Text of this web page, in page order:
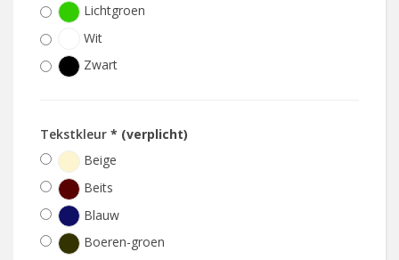
Lichtgroen
Wit
Zwart
Tekstkleur * (verplicht)
Beige
Beits
Blauw
Boeren-groen